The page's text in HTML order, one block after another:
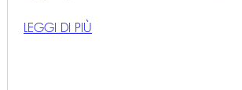
LEGGI DI PIÙ